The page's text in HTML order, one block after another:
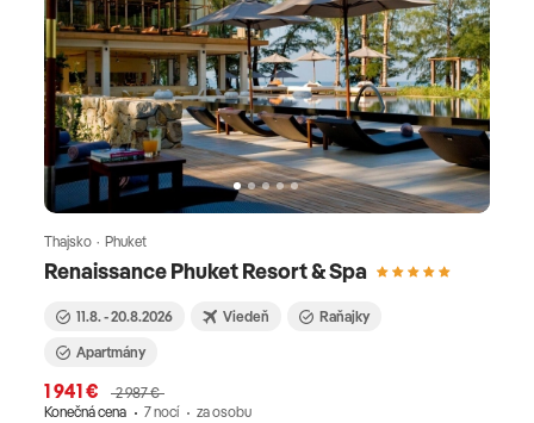
Renaissance Phuket Resort & Spa
Thajsko · Phuket
11.8. - 20.8.2026 Viedeň
Raňajky
Apartmány
1 941 €
2 987 €
Konečná cena
7 nocí za osobu